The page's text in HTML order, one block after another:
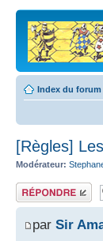
Index du forum
[Règles]
Modérateur:
Répondre
par Sir